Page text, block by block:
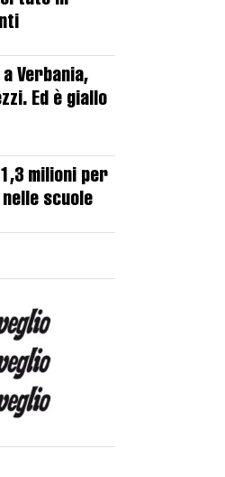
Verbania,
Ed è giallo
milioni per
scuole